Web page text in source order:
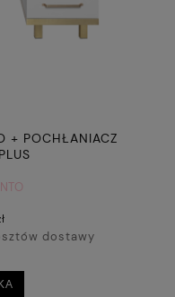
+ POCHŁANIACZ
dostawy